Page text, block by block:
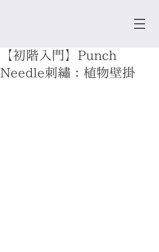
【初階入門】Punch
Needle刺繡：植物壁掛